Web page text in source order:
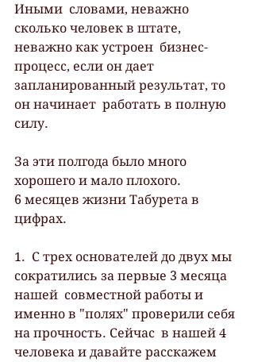
Иными  словами, неважно
сколько человек в штате,
неважно как устроен  бизнес-
процесс, если он дает
запланированный результат, то
он начинает  работать в полную
силу.
За эти полгода было много
хорошего и мало плохого.
6 месяцев жизни Табурета в
цифрах.
1.  С трех основателей до двух мы
сократились за первые 3 месяца
нашей  совместной работы и
именно в "полях" проверили себя
на прочность. Сейчас  в нашей 4
человека и давайте расскажем